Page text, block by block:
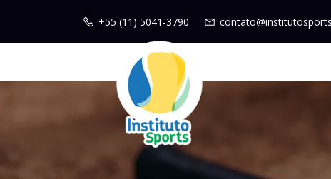
+55 (11) 5041-3790